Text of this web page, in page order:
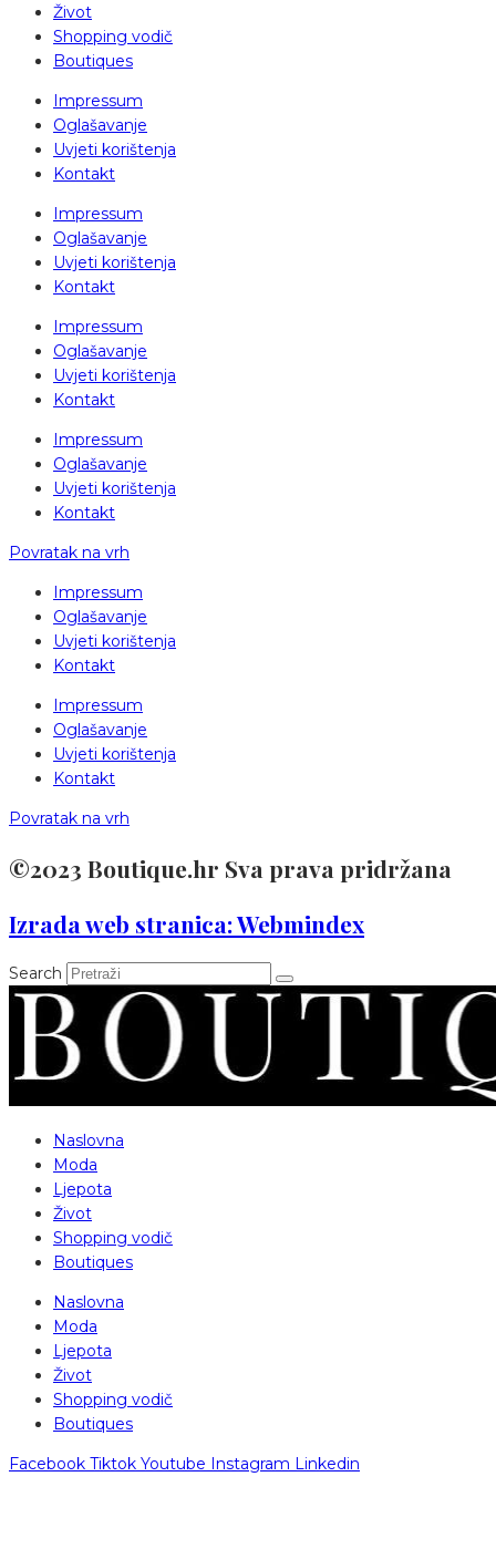
Život
Shopping vodič
Boutiques
Impressum
Oglašavanje
Uvjeti korištenja
Kontakt
Impressum
Oglašavanje
Uvjeti korištenja
Kontakt
Impressum
Oglašavanje
Uvjeti korištenja
Kontakt
Impressum
Oglašavanje
Uvjeti korištenja
Kontakt
Povratak na vrh
Impressum
Oglašavanje
Uvjeti korištenja
Kontakt
Impressum
Oglašavanje
Uvjeti korištenja
Kontakt
Povratak na vrh
©2023 Boutique.hr Sva prava pridržana
Izrada web stranica: Webmindex
Search
Naslovna
Moda
Ljepota
Život
Shopping vodič
Boutiques
Naslovna
Moda
Ljepota
Život
Shopping vodič
Boutiques
Facebook Tiktok Youtube Instagram Linkedin